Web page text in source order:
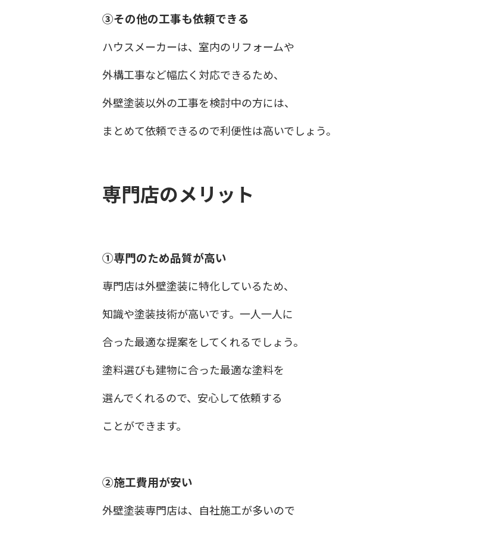
③その他の工事も依頼できる
ハウスメーカーは、室内のリフォームや
外構工事など幅広く対応できるため、
外壁塗装以外の工事を検討中の方には、
まとめて依頼できるので利便性は高いでしょう。
専門店のメリット
①専門のため品質が高い
専門店は外壁塗装に特化しているため、
知識や塗装技術が高いです。一人一人に
合った最適な提案をしてくれるでしょう。
塗料選びも建物に合った最適な塗料を
選んでくれるので、安心して依頼する
ことができます。
②施工費用が安い
外壁塗装専門店は、自社施工が多いので